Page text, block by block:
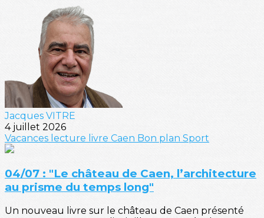
Jacques VITRE
4 juillet 2026
Vacances lecture livre Caen Bon plan Sport
04/07 : "Le château de Caen, l’architecture
au prisme du temps long"
Un nouveau livre sur le château de Caen présenté